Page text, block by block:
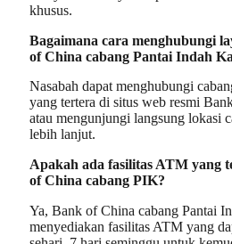
khusus.
Bagaimana cara menghubungi
of China cabang Pantai Indah
Nasabah dapat menghubungi
yang tertera di situs web resmi
atau mengunjungi langsung lokasi
lebih lanjut.
Apakah ada fasilitas ATM yang
of China cabang PIK?
Ya, Bank of China cabang Pantai
menyediakan fasilitas ATM yang